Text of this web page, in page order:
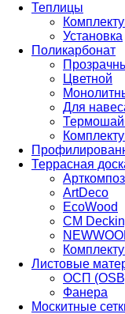
Теплицы
Установка
Поликарбонат
Цветной
Для
Террасная
ArtDeco
EcoWood
CM
Листовые
ОСП
Фанера
Москитные